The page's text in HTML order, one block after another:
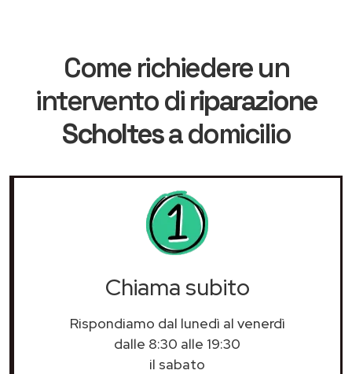
Come richiedere un
intervento diriparazione
Scholtesa domicilio
Chiama subito
Rispondiamo dal lunedì al venerdì
dalle 8:30 alle 19:30
il sabato